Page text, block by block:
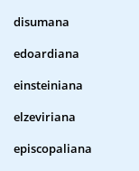
disumana
edoardiana
einsteiniana
elzeviriana
episcopaliana